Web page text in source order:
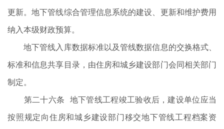
更新。地下管线综合管理信息系统的建设、更新和维护费用
纳入本级财政预算。
地下管线入库数据标准以及管线数据信息的交换格式、
标准和信息共享目录，由住房和城乡建设部门会同相关部门
制定。
第二十六条 地下管线工程竣工验收后，建设单位应当
按照规定向住房和城乡建设部门移交地下管线工程档案资